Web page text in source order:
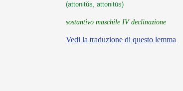
(attonitŭs, attonitūs)
sostantivo maschile IV declinazione
Vedi la traduzione di questo lemma